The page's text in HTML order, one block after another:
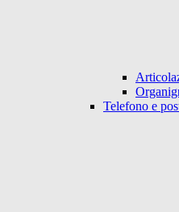
Telefono e